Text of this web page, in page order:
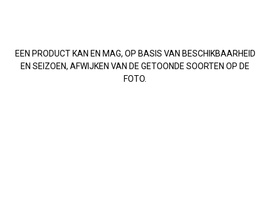
EEN PRODUCT KAN EN MAG, OP BASIS VAN BESCHIKBAARHEID
EN SEIZOEN, AFWIJKEN VAN DE GETOONDE SOORTEN OP DE
FOTO.